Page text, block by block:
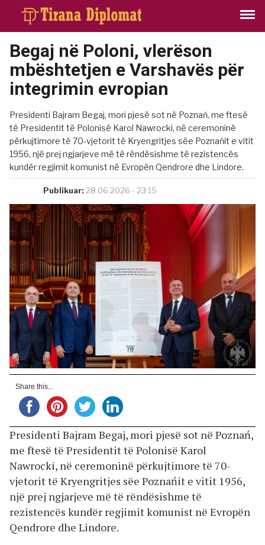
Begaj në Poloni, vlerëson
mbështetjen e Varshavës për
integrimin evropian
Presidenti Bajram Begaj, mori pjesë sot në Poznań, me ftesë
të Presidentit të Polonisë Karol Nawrocki, në ceremoninë
përkujtimore të 70-vjetorit të Kryengritjes sëe Poznańit e vitit
1956, një prej ngjarjeve më të rëndësishme të rezistencës
kundër regjimit komunist në Evropën Qendrore dhe Lindore.
Publikuar: 28.06.2026 - 23:15
Share this...
Presidenti Bajram Begaj, mori pjesë sot në Poznań,
me ftesë të Presidentit të Polonisë Karol
Nawrocki, në ceremoninë përkujtimore të 70-
vjetorit të Kryengritjes sëe Poznańit e vitit 1956,
një prej ngjarjeve më të rëndësishme të
rezistencës kundër regjimit komunist në Evropën
Qendrore dhe Lindore.